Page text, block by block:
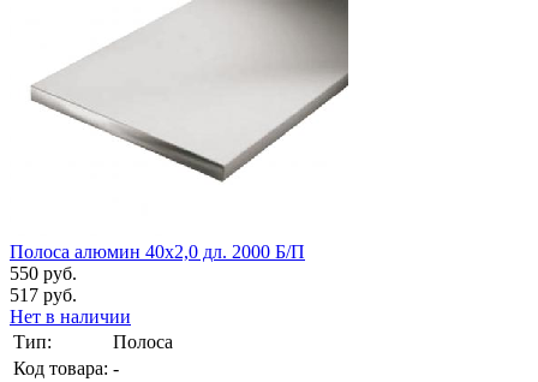
Полоса алюмин 40х2,0 дл. 2000 Б/П
550 руб.
517 руб.
Нет в наличии
Тип:
Полоса
Код товара: -